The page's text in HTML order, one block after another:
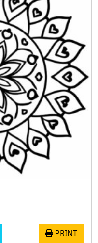
PRINT